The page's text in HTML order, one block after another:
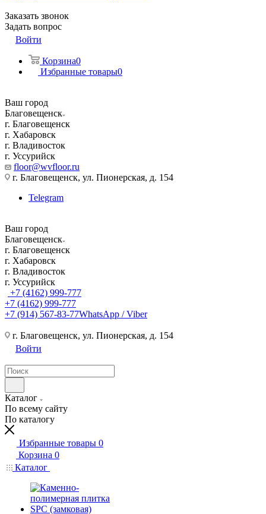
Заказать звонок
Задать вопрос
Войти
Корзина0
Избранные товары0
Ваш город
Благовещенск
г. Благовещенск
г. Хабаровск
г. Владивосток
г. Уссурийск
floor@wvfloor.ru
г. Благовещенск, ул. Пионерская, д. 154
Telegram
Ваш город
Благовещенск
г. Благовещенск
г. Хабаровск
г. Владивосток
г. Уссурийск
+7 (4162) 999-777
+7 (4162) 999-777
+7 (914) 567-83-77WhatsApp / Viber
г. Благовещенск, ул. Пионерская, д. 154
Войти
Каталог
По всему сайту
По каталогу
Избранные товары 0
Корзина 0
Каталог